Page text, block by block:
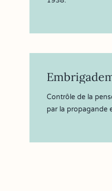
Contrôle de la
par la propagande